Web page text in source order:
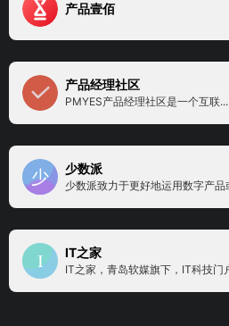
产品壹佰
产品经理社区
PMYES产品经理社区是一个互联...
少数派
IT之家